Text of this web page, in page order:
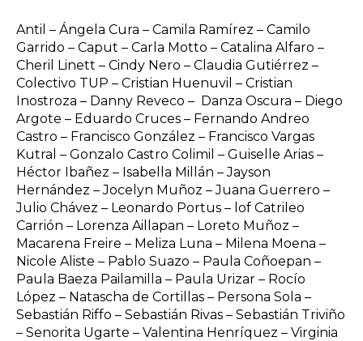
Antil – Ángela Cura – Camila Ramírez – Camilo
Garrido – Caput – Carla Motto – Catalina Alfaro –
Cheril Linett – Cindy Nero – Claudia Gutiérrez –
Colectivo TUP – Cristian Huenuvil – Cristian
Inostroza – Danny Reveco – Danza Oscura – Diego
Argote – Eduardo Cruces – Fernando Andreo
Castro – Francisco González – Francisco Vargas
Kutral – Gonzalo Castro Colimil – Guiselle Arias –
Héctor Ibañez – Isabella Millán – Jayson
Hernández – Jocelyn Muñoz – Juana Guerrero –
Julio Chávez – Leonardo Portus – lof Catrileo
Carrión – Lorenza Aillapan – Loreto Muñoz –
Macarena Freire – Meliza Luna – Milena Moena –
Nicole Aliste – Pablo Suazo – Paula Coñoepan –
Paula Baeza Pailamilla – Paula Urizar – Rocío
López – Natascha de Cortillas – Persona Sola –
Sebastián Riffo – Sebastián Rivas – Sebastián Triviño
– Senorita Ugarte – Valentina Henríquez – Virginia